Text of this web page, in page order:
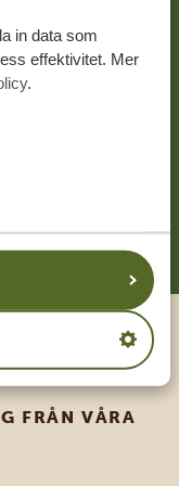
in data som
effektivitet. Mer
.
resa
FRÅN VÅRA